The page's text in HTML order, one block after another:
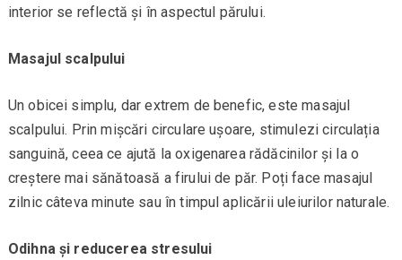
interior se reflectă și în aspectul părului.
Masajul scalpului
Un obicei simplu, dar extrem de benefic, este masajul
scalpului. Prin mișcări circulare ușoare, stimulezi circulația
sanguină, ceea ce ajută la oxigenarea rădăcinilor și la o
creștere mai sănătoasă a firului de păr. Poți face masajul
zilnic câteva minute sau în timpul aplicării uleiurilor naturale.
Odihna și reducerea stresului